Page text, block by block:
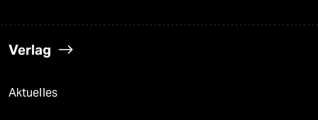
Verlag
Aktuelles